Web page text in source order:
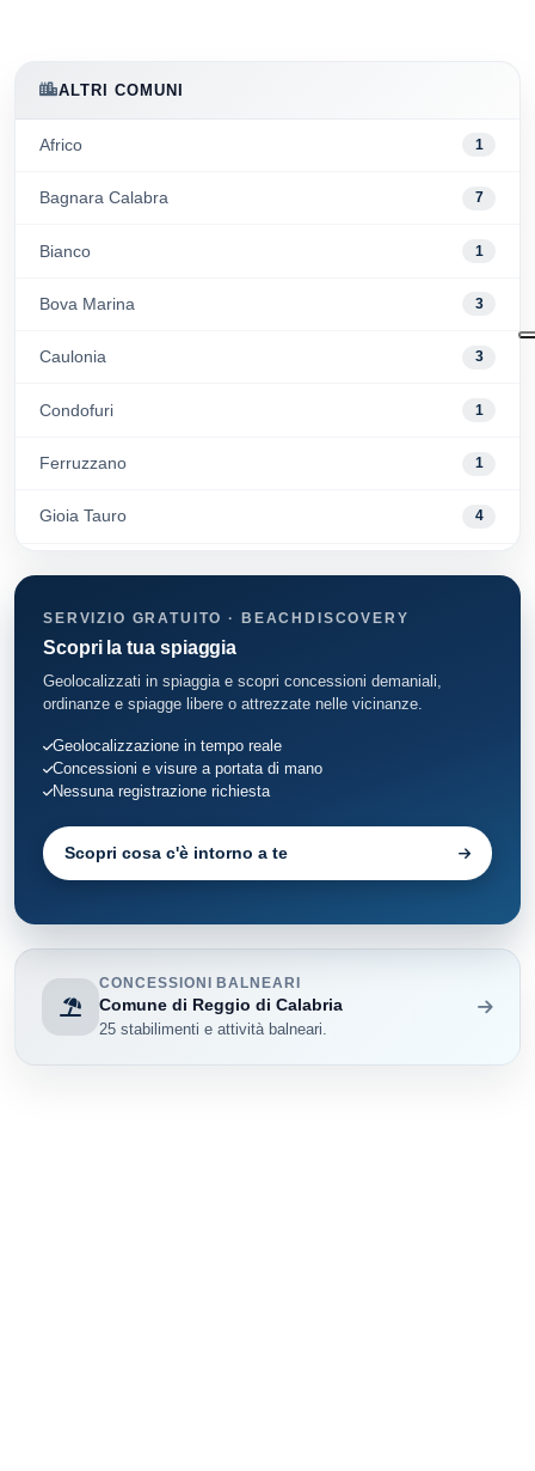
ALTRI COMUNI
Africo 1
Bagnara Calabra 7
Bianco 1
Bova Marina 3
Caulonia 3
Condofuri 1
Ferruzzano 1
Gioia Tauro 4
Monasterace
Montebello Jonico
Palizzi
Palmi 7
Scilla
SERVIZIO GRATUITO · BEACHDISCOVERY
Scopri la tua spiaggia
Geolocalizzati in spiaggia e scopri concessioni demaniali,
ordinanze e spiagge libere o attrezzate nelle vicinanze.
Geolocalizzazione in tempo reale
Concessioni e visure a portata di mano
Nessuna registrazione richiesta
Scopri cosa c'è intorno a te
CONCESSIONI BALNEARI
Comune di Reggio di Calabria
25 stabilimenti e attività balneari.